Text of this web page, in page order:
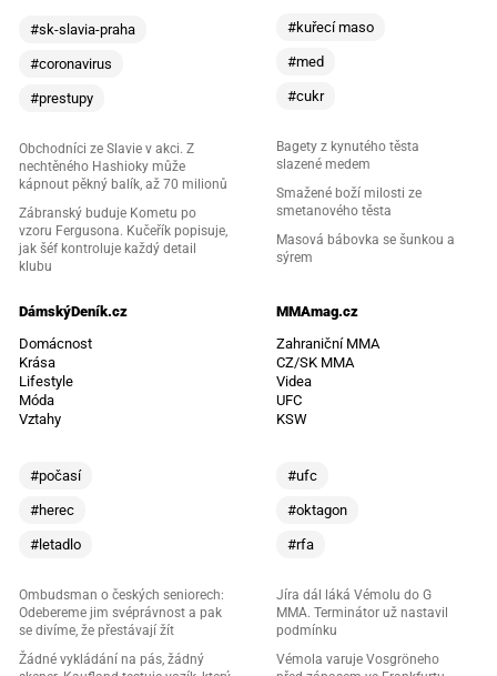
#sk-slavia-praha
#coronavirus
#prestupy
Obchodníci ze Slavie v akci. Z
nechtěného Hashioky může
kápnout pěkný balík, až 70 milionů
Zábranský buduje Kometu po
vzoru Fergusona. Kučeřík popisuje,
jak šéf kontroluje každý detail
klubu
#kuřecí maso
#med
#cukr
Bagety z kynutého těsta
slazené medem
Smažené boží milosti ze
smetanového těsta
Masová bábovka se šunkou a
sýrem
DámskýDeník.cz
Domácnost
Krása
Lifestyle
Móda
Vztahy
#počasí
#herec
#letadlo
Ombudsman o českých seniorech:
Odebereme jim svéprávnost a pak
se divíme, že přestávají žít
Žádné vykládání na pás, žádný
MMAmag.cz
Zahraniční MMA
CZ/SK MMA
Videa
UFC
KSW
#ufc
#oktagon
#rfa
Jíra dál láká Vémolu do G
MMA. Terminátor už nastavil
podmínku
Vémola varuje Vosgröneho